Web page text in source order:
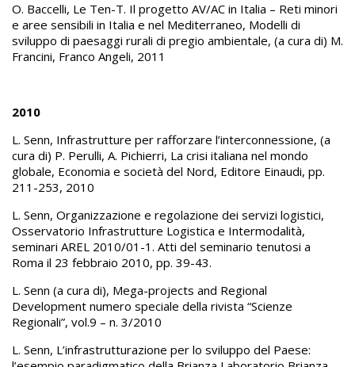
O. Baccelli, Le Ten-T. Il progetto AV/AC in Italia – Reti minori
e aree sensibili in Italia e nel Mediterraneo, Modelli di
sviluppo di paesaggi rurali di pregio ambientale, (a cura di) M.
Francini, Franco Angeli, 2011
2010
L. Senn, Infrastrutture per rafforzare l’interconnessione, (a
cura di) P. Perulli, A. Pichierri, La crisi italiana nel mondo
globale, Economia e società del Nord, Editore Einaudi, pp.
211-253, 2010
L. Senn, Organizzazione e regolazione dei servizi logistici,
Osservatorio Infrastrutture Logistica e Intermodalità,
seminari AREL 2010/01-1. Atti del seminario tenutosi a
Roma il 23 febbraio 2010, pp. 39-43.
L. Senn (a cura di), Mega-projects and Regional
Development numero speciale della rivista “Scienze
Regionali”, vol.9 – n. 3/2010
L. Senn, L’infrastrutturazione per lo sviluppo del Paese: